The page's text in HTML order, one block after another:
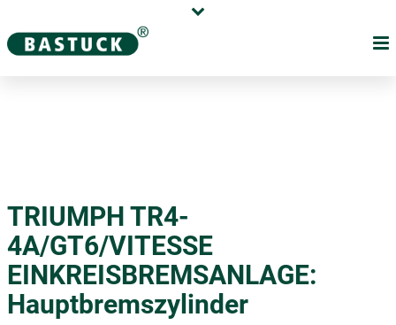
Händler
TRIUMPH TR4-
4A/GT6/VITESSE
EINKREISBREMSANLAGE:
Hauptbremszylinder